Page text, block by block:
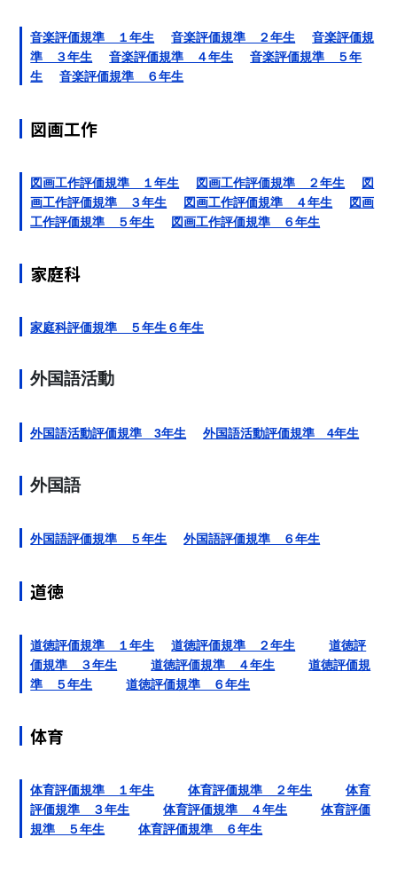
音楽評価規準 １年生 音楽評価規準 ２年生
音楽評価規
準 ３年生
音楽評価規準 ４年生
音楽評価規準 ５年
生
音楽評価規準 ６年生
図画工作
図画工作評価規準 １年生 図画工作評価規準 ２年生
図
画工作評価規準 ３年生
図画工作評価規準 ４年生
図画
工作評価規準 ５年生
図画工作評価規準 ６年生
家庭科
家庭科評価規準 ５年生６年生
外国語活動
外国語活動評価規準 3年生 外国語活動評価規準 4年生
外国語
外国語評価規準 ５年生 外国語評価規準 ６年生
道徳
道徳評価規準 １年生 道徳評価規準 ２年生
道徳評
価規準 ３年生
道徳評価規準 ４年生
道徳評価規
準 ５年生
道徳評価規準 ６年生
体育
体育評価規準 １年生 体育評価規準 ２年生
体育
評価規準 ３年生
体育評価規準 ４年生
体育評価
規準 ５年生
体育評価規準 ６年生